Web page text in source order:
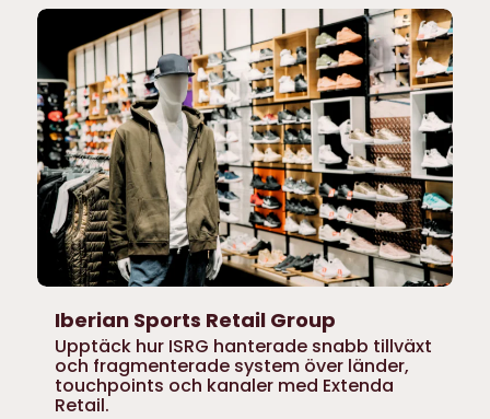
Iberian Sports Retail Group
Upptäck hur ISRG hanterade snabb tillväxt
och fragmenterade system över länder,
touchpoints och kanaler med Extenda
Retail.